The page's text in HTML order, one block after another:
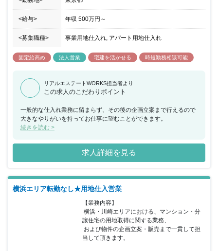
<給与> 年収 500万円 ～
<募集職種> 事業用地仕入れ, アパート用地仕入れ
固定給高め 法人営業 宅建を活かせる 時短勤務相談可能
リアルエステートWORKS担当者より
この求人のこだわりポイント
一般的な仕入れ業務に留まらず、その後の企画立案まで行えるので
大きなやりがいを持ってお仕事に望むことができます。
続きを読む >
求人詳細を見る
横浜エリア転勤なし★用地仕入営業
【業務内容】
譲住宅の用地取得に関する業務、
当して頂きます。